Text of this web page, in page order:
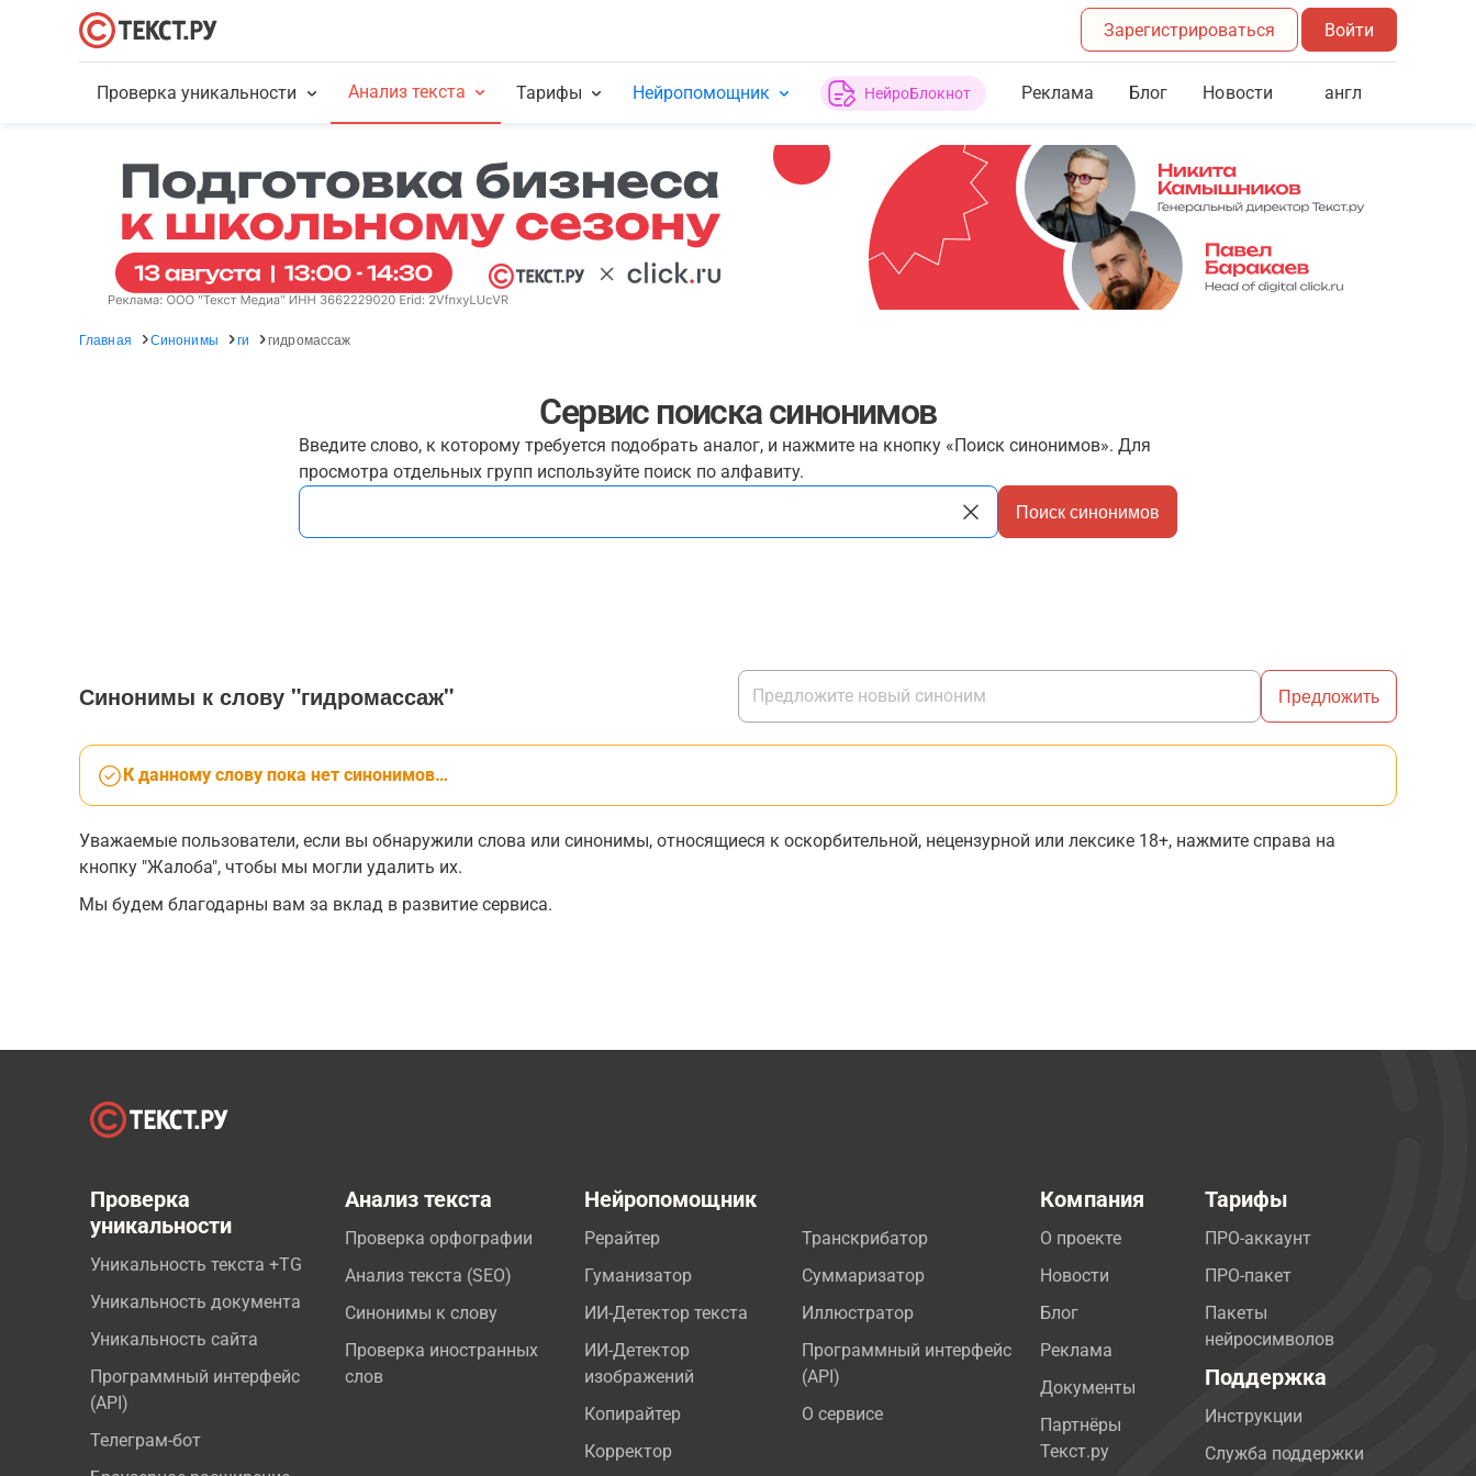
Зарегистрироваться Войти
Проверка уникальности Анализ текста Тарифы Нейропомощник НейроБлокнот Реклама Блог Новости англ
Главная Синонимы ги гидромассаж
Сервис поиска синонимов
Введите слово, к которому требуется подобрать аналог, и нажмите на кнопку «Поиск синонимов». Для
просмотра отдельных групп используйте поиск по алфавиту.
Поиск синонимов
Синонимы к слову "гидромассаж" Предложить
К данному слову пока нет синонимов…
Уважаемые пользователи, если вы обнаружили слова или синонимы, относящиеся к оскорбительной, нецензурной или лексике 18+, нажмите справа на
кнопку "Жалоба", чтобы мы могли удалить их.
Мы будем благодарны вам за вклад в развитие сервиса.
Проверка
уникальности
Уникальность текста +TG
Уникальность документа
Уникальность сайта
Программный интерфейс
(API)
Телеграм-бот
Анализ текста
Проверка орфографии
Анализ текста (SEO)
Синонимы к слову
Проверка иностранных
слов
Нейропомощник
Рерайтер
Гуманизатор
ИИ-Детектор текста
ИИ-Детектор
изображений
Копирайтер
Корректор
Транскрибатор
Суммаризатор
Иллюстратор
Программный интерфейс
(API)
О сервисе
Компания
О проекте
Новости
Блог
Реклама
Документы
Партнёры
Текст.ру
Тарифы
ПРО-аккаунт
ПРО-пакет
Пакеты
нейросимволов
Поддержка
Инструкции
Служба поддержки